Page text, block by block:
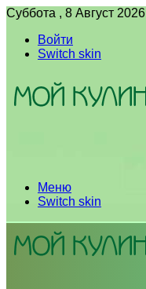
Суббота , 8 Август 2026
Войти
Switch skin
Меню
Switch skin